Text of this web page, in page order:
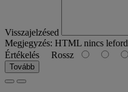
Visszajelzésed
Megjegyzés: HTML nincs
Értékelés Rossz
Tovább